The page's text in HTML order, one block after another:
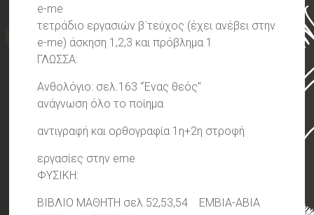
e-me
τετράδιο εργασιών β΄τεύχος (έχει ανέβει στην
e-me) άσκηση 1,2,3 και πρόβλημα 1
ΓΛΩΣΣΑ:
Ανθολόγιο: σελ.163 "Ένας θεός"
ανάγνωση όλο το ποίημα
αντιγραφή και ορθογραφία 1η+2η στροφή
εργασίες στην eme
ΦΥΣΙΚΗ:
ΒΙΒΛΙΟ ΜΑΘΗΤΗ σελ.52,53,54 ΕΜΒΙΑ-ΑΒΙΑ